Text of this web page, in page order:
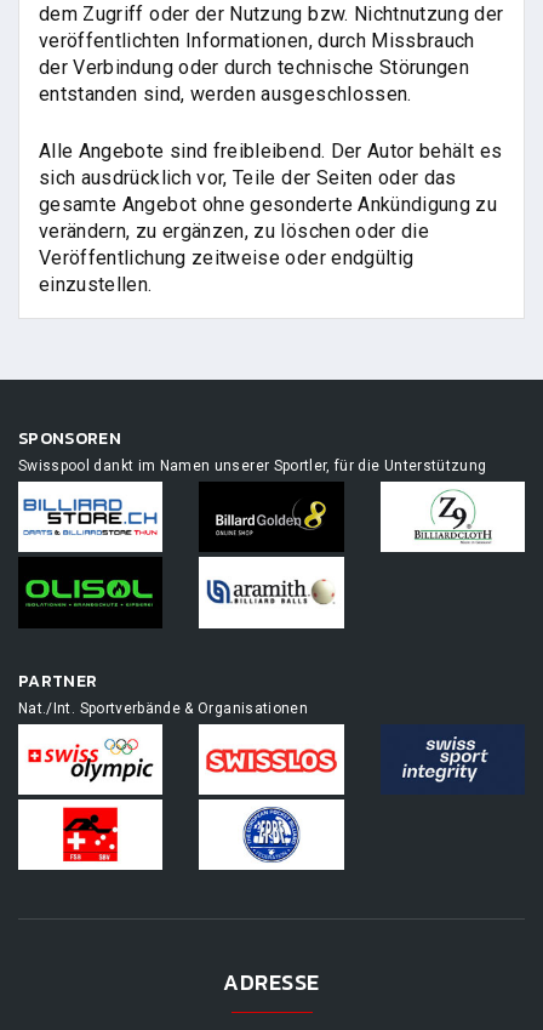
dem Zugriff oder der Nutzung bzw. Nichtnutzung der
veröffentlichten Informationen, durch Missbrauch
der Verbindung oder durch technische Störungen
entstanden sind, werden ausgeschlossen.
Alle Angebote sind freibleibend. Der Autor behält es
sich ausdrücklich vor, Teile der Seiten oder das
gesamte Angebot ohne gesonderte Ankündigung zu
verändern, zu ergänzen, zu löschen oder die
Veröffentlichung zeitweise oder endgültig
einzustellen.
SPONSOREN
Swisspool dankt im Namen unserer Sportler, für die Unterstützung
PARTNER
Nat./Int. Sportverbände & Organisationen
ADRESSE